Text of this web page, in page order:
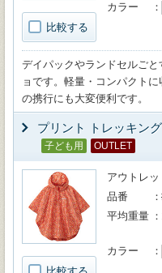
比較する
カラー
デイパックやランドセルご
ョです。軽量・コンパクト
の携行にも大変便利です。
プリント トレッキン
子ども用 OUTLET
アウトレ
品番
平均重量
カラー